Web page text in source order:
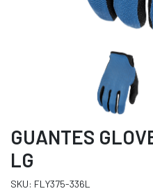
GUANTES
LG
SKU: FLY375-336L